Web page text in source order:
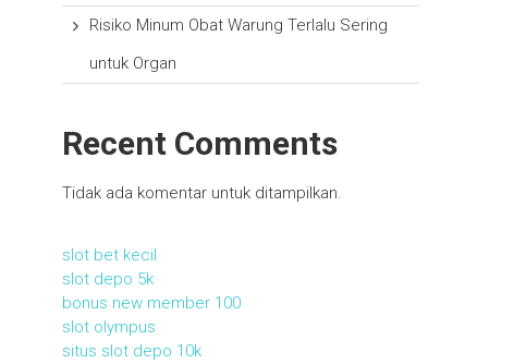
Risiko Minum Obat Warung Terlalu Sering
untuk Organ
Recent Comments
Tidak ada komentar untuk ditampilkan.
slot bet kecil
slot depo 5k
bonus new member 100
slot olympus
situs slot depo 10k